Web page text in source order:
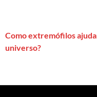
Como extremófilos
universo?